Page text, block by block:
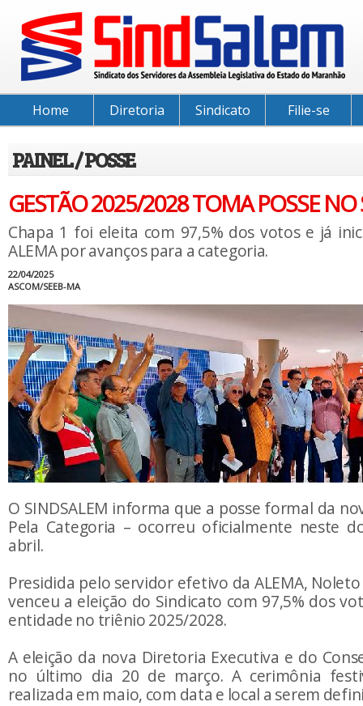
Home Diretoria Sindicato Filie-se
PAINEL / POSSE
GESTÃO 2025/2028 TOMA POSSE
Chapa 1 foi eleita com 97,5% dos votos e já
ALEMA por avanços para a categoria.
22/04/2025
ASCOM/SEEB-MA
O SINDSALEM informa que a posse formal da
Pela Categoria – ocorreu oficialmente neste
abril.
Presidida pelo servidor efetivo da ALEMA, Noleto
venceu a eleição do Sindicato com 97,5% dos
entidade no triênio 2025/2028.
A eleição da nova Diretoria Executiva e do
no último dia 20 de março. A cerimônia
realizada em maio, com data e local a serem